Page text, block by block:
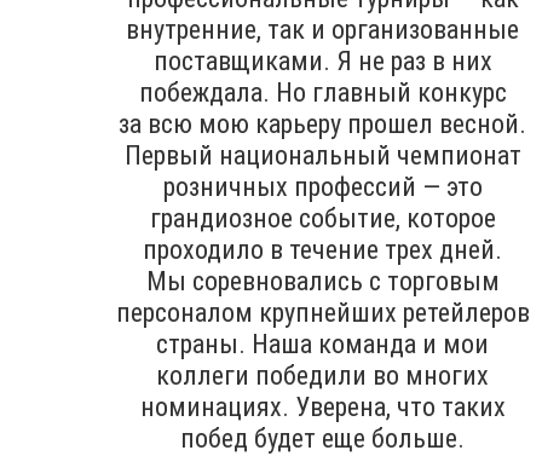
внутренние, так и организованные
поставщиками. Я не раз в них
побеждала. Но главный конкурс
за всю мою карьеру прошел весной.
Первый национальный чемпионат
розничных профессий — это
грандиозное событие, которое
проходило в течение трех дней.
Мы соревновались с торговым
персоналом крупнейших ретейлеров
страны. Наша команда и мои
коллеги победили во многих
номинациях. Уверена, что таких
побед будет еще больше.